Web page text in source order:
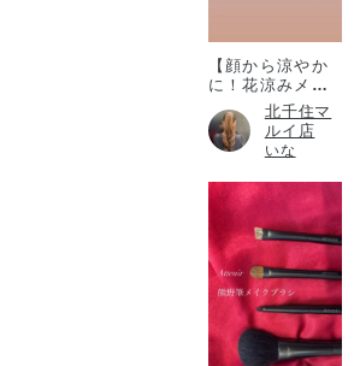
【顔から涼やか
に！花涼みメイ
北千住マ
ルイ店
いな